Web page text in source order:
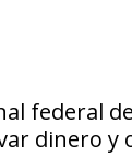
federal
dinero